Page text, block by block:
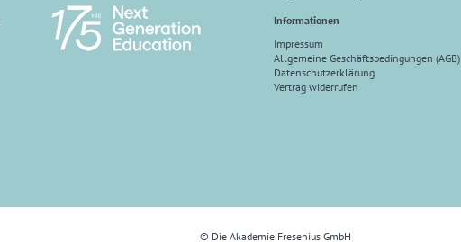
Informationen
Impressum
Allgemeine Geschäftsbedingungen (AGB)
Datenschutzerklärung
Vertrag widerrufen
© Die Akademie Fresenius GmbH